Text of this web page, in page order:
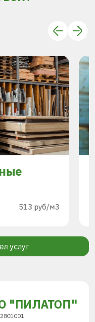
513 руб/м3
услуг
"ПИЛАТОП"